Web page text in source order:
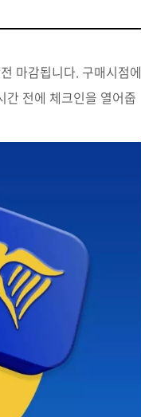
마감됩니다. 구매시점에
간 전에 체크인을 열어줍